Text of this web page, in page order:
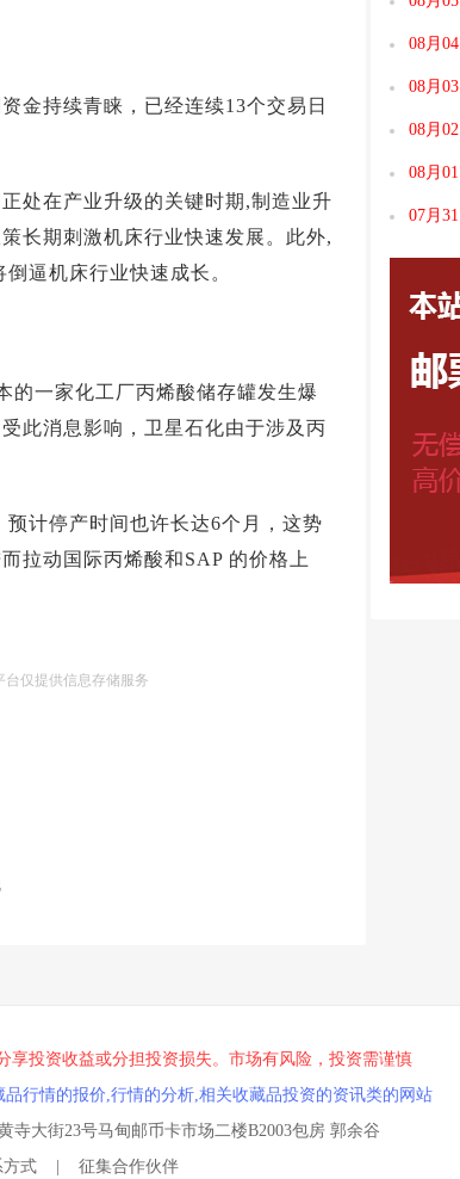
持续青睐，已经连续13个交易日
在产业升级的关键时期,制造业升
长期刺激机床行业快速发展。此外,
逼机床行业快速成长。
一家化工厂丙烯酸储存罐发生爆
此消息影响，卫星石化由于涉及丙
计停产时间也许长达6个月，这势
拉动国际丙烯酸和SAP 的价格上
仅提供信息存储服务
08月
08月
08月
08月
07月
投资收益或分担投资损失。市场有风险，投资需谨慎
行情的报价,行情的分析,相关收藏品投资的资讯类的网站
大街23号马甸邮币卡市场二楼B2003包房 郭余谷
方式 征集合作伙伴